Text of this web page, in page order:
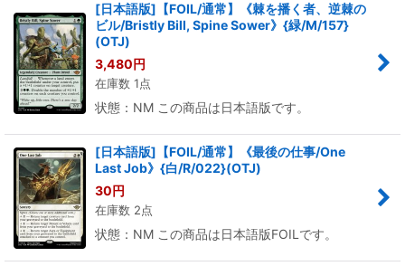
[日本語版]【FOIL/通常】《棘を播く者、逆棘の
ビル/Bristly Bill, Spine Sower》{緑/M/157}
(OTJ)
3,480円
在庫数 1点
状態：NM この商品は日本語版です。
[日本語版]【FOIL/通常】《最後の仕事/One
Last Job》{白/R/022}(OTJ)
30円
在庫数 2点
状態：NM この商品は日本語版FOILです。